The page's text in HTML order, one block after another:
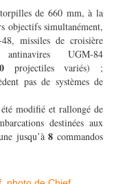
de 660 mm, à la
objectifs simultanément,
missiles de croisière
UGM-84
projectiles variés) ;
pas de systèmes de
modifié et rallongé de
destinées aux
jusqu’à8commandos